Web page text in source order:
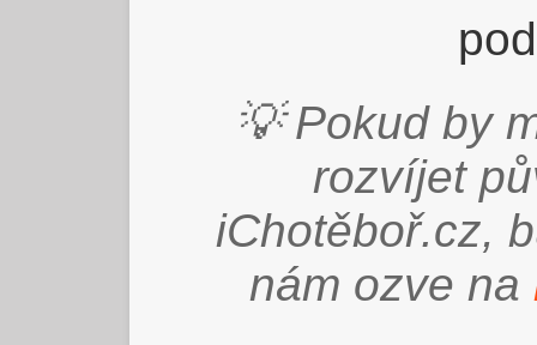
💡 Pokud by
rozvíjet
iChotěboř.cz,
nám ozve na